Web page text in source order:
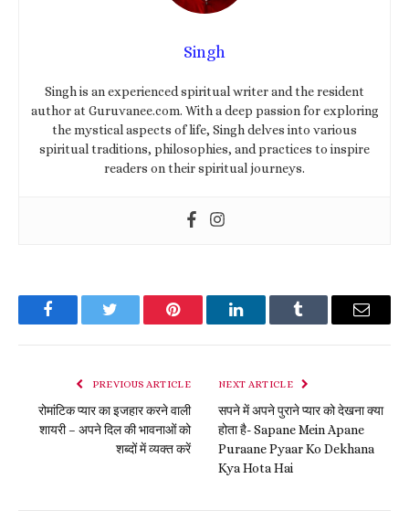
Singh
Singh is an experienced spiritual writer and the resident
author at Guruvanee.com. With a deep passion for exploring
the mystical aspects of life, Singh delves into various
spiritual traditions, philosophies, and practices to inspire
readers on their spiritual journeys.
FacebookTwitter Pinterest LinkedInTumblr Email
PREVIOUS ARTICLE
रोमांटिक प्यार का इजहार करने वाली
शायरी – अपने दिल की भावनाओं को
शब्दों में व्यक्त करें
NEXT ARTICLE
सपने में अपने पुराने प्यार को देखना क्या
होता है- Sapane Mein Apane
Puraane Pyaar Ko Dekhana
Kya Hota Hai